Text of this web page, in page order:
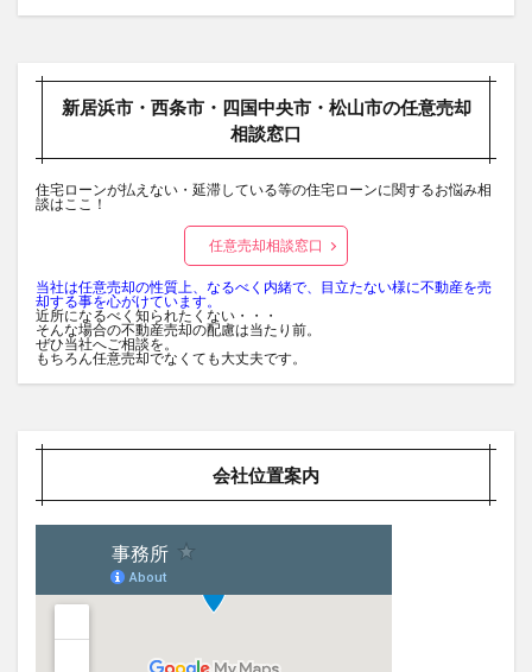
新居浜市・西条市・四国中央市・松山市の任意売却
相談窓口
住宅ローンが払えない・延滞している等の住宅ローンに関するお悩み相
談はここ！
任意売却相談窓口
当社は任意売却の性質上、なるべく内緒で、目立たない様に不動産を売
却する事を心がけています。
近所になるべく知られたくない・・・
そんな場合の不動産売却の配慮は当たり前。
ぜひ当社へご相談を。
もちろん任意売却でなくても大丈夫です。
会社位置案内